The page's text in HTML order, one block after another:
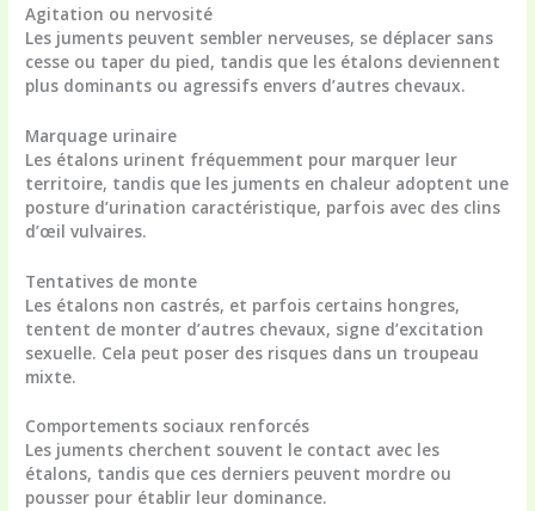
Agitation ou nervosité
Les juments peuvent sembler nerveuses, se déplacer sans
cesse ou taper du pied, tandis que les étalons deviennent
plus dominants ou agressifs envers d’autres chevaux.
Marquage urinaire
Les étalons urinent fréquemment pour marquer leur
territoire, tandis que les juments en chaleur adoptent une
posture d’urination caractéristique, parfois avec des clins
d’œil vulvaires.
Tentatives de monte
Les étalons non castrés, et parfois certains hongres,
tentent de monter d’autres chevaux, signe d’excitation
sexuelle. Cela peut poser des risques dans un troupeau
mixte.
Comportements sociaux renforcés
Les juments cherchent souvent le contact avec les
étalons, tandis que ces derniers peuvent mordre ou
pousser pour établir leur dominance.